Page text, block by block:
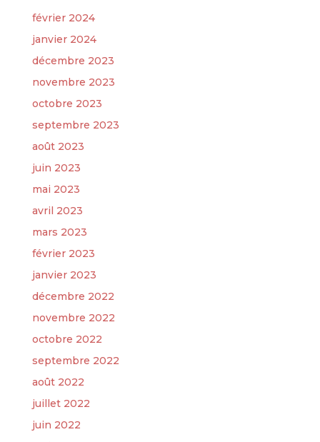
février 2024
janvier 2024
décembre 2023
novembre 2023
octobre 2023
septembre 2023
août 2023
juin 2023
mai 2023
avril 2023
mars 2023
février 2023
janvier 2023
décembre 2022
novembre 2022
octobre 2022
septembre 2022
août 2022
juillet 2022
juin 2022